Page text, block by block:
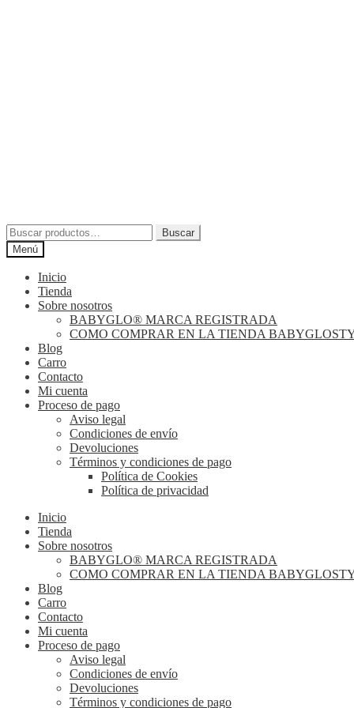
Buscar
por:
Buscar
Menú
Inicio
Tienda
Sobre nosotros
BABYGLO® MARCA REGISTRADA
COMO COMPRAR EN LA TIENDA
Blog
Carro
Contacto
Mi cuenta
Proceso de pago
Aviso legal
Condiciones de envío
Devoluciones
Términos y condiciones de pago
Política de Cookies
Política de privacidad
Inicio
Tienda
Sobre nosotros
BABYGLO® MARCA REGISTRADA
COMO COMPRAR EN LA TIENDA
Blog
Carro
Contacto
Mi cuenta
Proceso de pago
Aviso legal
Condiciones de envío
Devoluciones
Términos y condiciones de pago